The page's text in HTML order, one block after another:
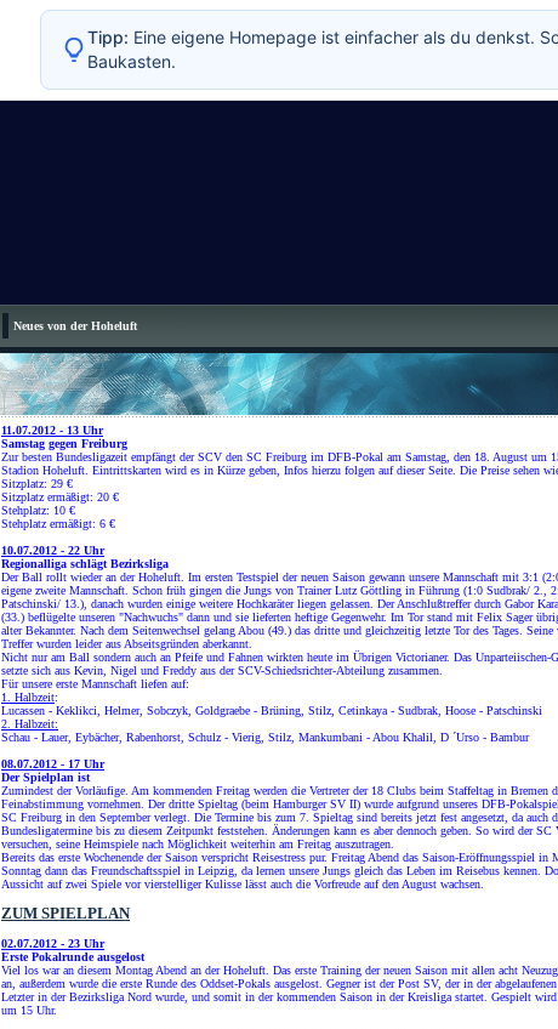
Neues von der Hoheluft
11.07.2012 - 13 Uhr
Samstag gegen Freiburg
Zur besten Bundesligazeit empfängt der SCV den SC Freiburg im DFB-Pokal am Samstag, den 18. August um
Stadion Hoheluft. Eintrittskarten wird es in Kürze geben, Infos hierzu folgen auf dieser Seite. Die Preise sehen
Sitzplatz: 29 €
Sitzplatz ermäßigt: 20 €
Stehplatz: 10 €
Stehplatz ermäßigt: 6 €
10.07.2012 - 22 Uhr
Regionalliga schlägt Bezirksliga
Der Ball rollt wieder an der Hoheluft. Im ersten Testspiel der neuen Saison gewann unsere Mannschaft mit 3:1
eigene zweite Mannschaft. Schon früh gingen die Jungs von Trainer Lutz Göttling in Führung (1:0 Sudbrak/ 2.,
Patschinski/ 13.), danach wurden einige weitere Hochkaräter liegen gelassen. Der Anschlußtreffer durch Gabor
(33.) beflügelte unseren "Nachwuchs" dann und sie lieferten heftige Gegenwehr. Im Tor stand mit Felix Sager
alter Bekannter. Nach dem Seitenwechsel gelang Abou (49.) das dritte und gleichzeitig letzte Tor des Tages. Seine
Treffer wurden leider aus Abseitsgründen aberkannt.
Nicht nur am Ball sondern auch an Pfeife und Fahnen wirkten heute im Übrigen Victorianer. Das Unparteiischen-
setzte sich aus Kevin, Nigel und Freddy aus der SCV-Schiedsrichter-Abteilung zusammen.
Für unsere erste Mannschaft liefen auf:
1. Halbzeit:
Lucassen - Keklikci, Helmer, Sobczyk, Goldgraebe - Brüning, Stilz, Cetinkaya - Sudbrak, Hoose - Patschinski
2. Halbzeit:
Schau - Lauer, Eybächer, Rabenhorst, Schulz - Vierig, Stilz, Mankumbani - Abou Khalil, D ´Urso - Bambur
08.07.2012 - 17 Uhr
Der Spielplan ist
Zumindest der Vorläufige. Am kommenden Freitag werden die Vertreter der 18 Clubs beim Staffeltag in Bremen
Feinabstimmung vornehmen. Der dritte Spieltag (beim Hamburger SV II) wurde aufgrund unseres DFB-
SC Freiburg in den September verlegt. Die Termine bis zum 7. Spieltag sind bereits jetzt fest angesetzt, da auch
Bundesligatermine bis zu diesem Zeitpunkt feststehen. Änderungen kann es aber dennoch geben. So wird der SC
versuchen, seine Heimspiele nach Möglichkeit weiterhin am Freitag auszutragen.
Bereits das erste Wochenende der Saison verspricht Reisestress pur. Freitag Abend das Saison-Eröffnungsspiel in
Sonntag dann das Freundschaftsspiel in Leipzig, da lernen unsere Jungs gleich das Leben im Reisebus kennen.
Aussicht auf zwei Spiele vor vierstelliger Kulisse lässt auch die Vorfreude auf den August wachsen.
ZUM SPIELPLAN
02.07.2012 - 23 Uhr
Erste Pokalrunde ausgelost
Viel los war an diesem Montag Abend an der Hoheluft. Das erste Training der neuen Saison mit allen acht
an, außerdem wurde die erste Runde des Oddset-Pokals ausgelost. Gegner ist der Post SV, der in der
Letzter in der Bezirksliga Nord wurde, und somit in der kommenden Saison in der Kreisliga startet. Gespielt
um 15 Uhr.
Tipp: Eine eigene Homepage ist einfacher als du denkst.
Baukasten.